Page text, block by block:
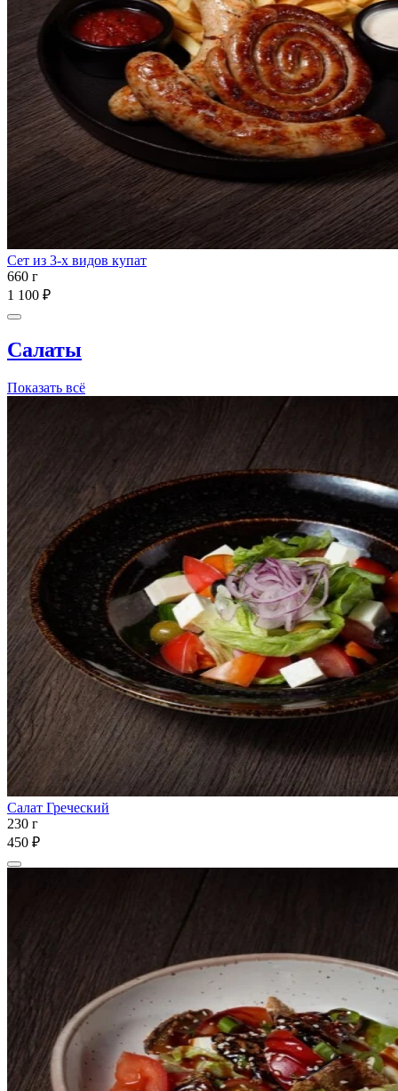
Сет из 3-х видов купат
660 г
1 100 ₽
Салаты
Показать всё
Салат Греческий
230 г
450 ₽